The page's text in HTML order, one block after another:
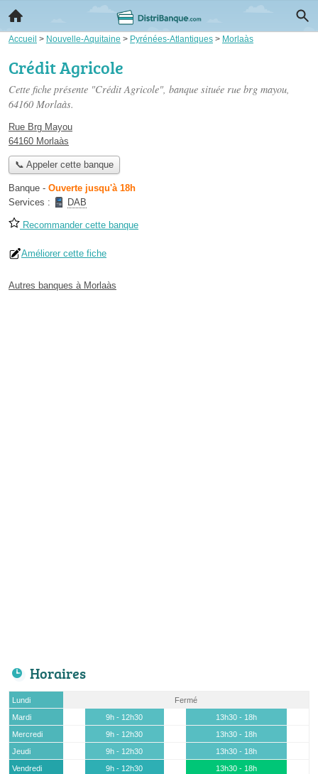
Accueil > Nouvelle-Aquitaine > Pyrénées-Atlantiques > Morlaàs
Crédit Agricole
Cette fiche présente "Crédit Agricole", banque située rue brg mayou,
64160 Morlaàs.
Rue Brg Mayou
64160 Morlaàs
📞 Appeler cette banque
Banque - Ouverte jusqu'à 18h
Services :
DAB
Recommander cette banque
Améliorer cette fiche
Autres banques à Morlaàs
Horaires
Lundi
Fermé
Mardi
9h - 12h30
13h30 - 18h
Mercredi
9h - 12h30
13h30 - 18h
Jeudi
9h - 12h30
13h30 - 18h
Vendredi
9h - 12h30
13h30 - 18h